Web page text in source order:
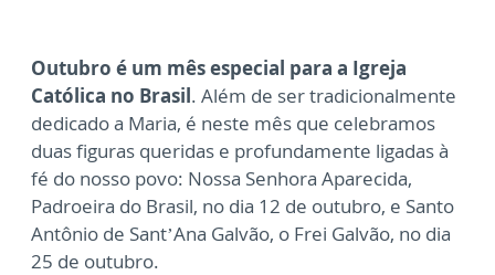
Outubro é um mês especial para a Igreja
Católica no Brasil. Além de ser tradicionalmente
dedicado a Maria, é neste mês que celebramos
duas figuras queridas e profundamente ligadas à
fé do nosso povo: Nossa Senhora Aparecida,
Padroeira do Brasil, no dia 12 de outubro, e Santo
Antônio de Sant’Ana Galvão, o Frei Galvão, no dia
25 de outubro.